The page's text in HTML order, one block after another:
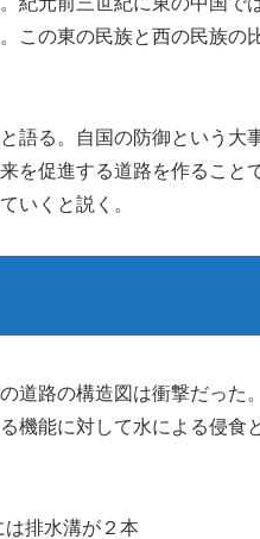
この東の民族と西の民族の
語る。自国の防御という大
を促進する道路を作ること
いくと説く。
道路の構造図は衝撃だった
機能に対して水による侵食
排水溝が２本